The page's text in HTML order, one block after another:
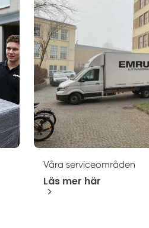
Våra serviceområden
Läs mer här